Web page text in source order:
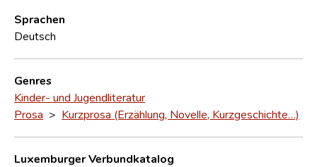
Sprachen
Deutsch
Genres
Kinder- und Jugendliteratur
Prosa > Kurzprosa (Erzählung, Novelle, Kurzgeschichte…)
Luxemburger Verbundkatalog